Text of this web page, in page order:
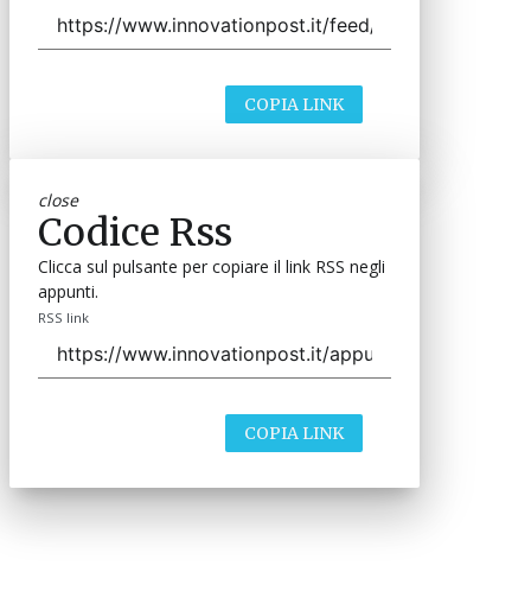
COPIA LINK
close
Codice Rss
Clicca sul pulsante per copiare il link RSS negli
appunti.
RSS link
COPIA LINK